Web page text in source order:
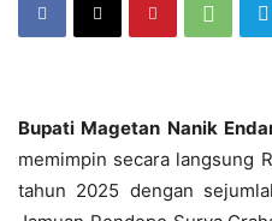
Bupati Magetan Nanik
memimpin secara langsung
tahun 2025 dengan